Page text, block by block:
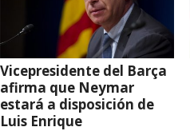
Vicepresidente del Barça
afirma que Neymar
estará a disposición de
Luis Enrique